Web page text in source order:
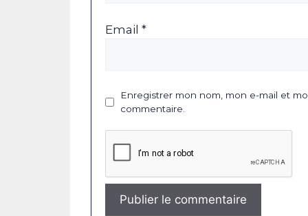
Email *
Enregistrer mon nom, mon e-mail et
commentaire.